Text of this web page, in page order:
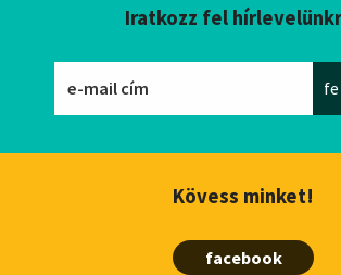
Iratkozz fel
Kövess minket!
facebook